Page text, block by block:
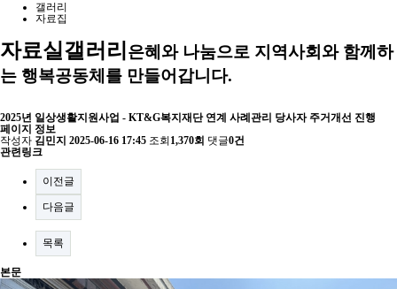
갤러리
자료집
자료실갤러리 은혜와 나눔으로 지역사회와 함께하
는 행복공동체를 만들어갑니다.
2025년 일상생활지원사업 - KT&G복지재단 연계 사례관리 당사자 주거개선 진행
페이지 정보
작성자 김민지 2025-06-16 17:45 조회 1,370회 댓글0건
관련링크
이전글
다음글
목록
본문